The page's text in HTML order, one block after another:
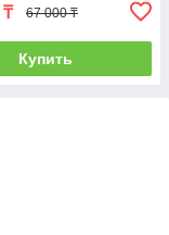
₸ 67 000 ₸
Купить